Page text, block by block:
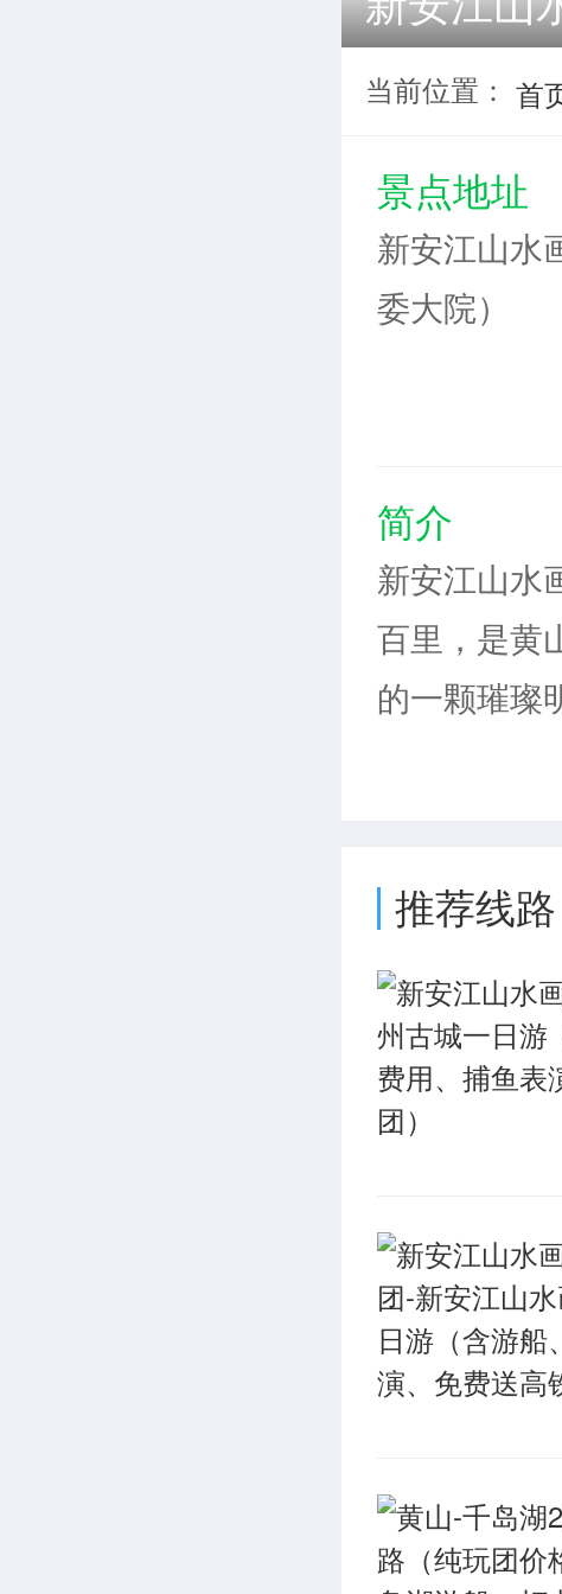
当前位置： 首
景点地址
新安江山水
委大院）
简介
新安江山水
百里，是
的一颗璀璨
新安江是
接苏州、杭
画廊两岸生
水中鱼的立
落、古民居
沿江点缀着“
村、新扬民
农家乐景点
叶、养蚕、
是太美了！
推荐线路